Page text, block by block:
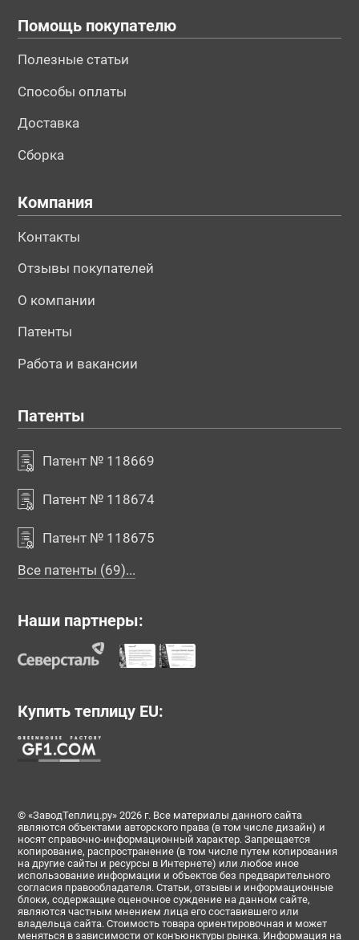
Помощь покупателю
Полезные статьи
Способы оплаты
Доставка
Сборка
Компания
Контакты
Отзывы покупателей
О компании
Патенты
Работа и вакансии
Патенты
Патент № 118669
Патент № 118674
Патент № 118675
Все патенты (69)...
Наши партнеры:
Купить теплицу EU:
© «ЗаводТеплиц.ру» 2026 г. Все материалы данного сайта
являются объектами авторского права (в том числе дизайн) и
носят справочно-информационный характер. Запрещается
копирование, распространение (в том числе путем копирования
на другие сайты и ресурсы в Интернете) или любое иное
использование информации и объектов без предварительного
согласия правообладателя. Статьи, отзывы и информационные
блоки, содержащие оценочное суждение на данном сайте,
являются частным мнением лица его составившего или
владельца сайта. Стоимость товара ориентировочная и может
меняться в зависимости от конъюнктуры рынка. Информация на